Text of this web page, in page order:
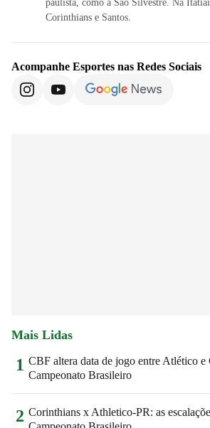
paulista, como a São Silvestre. Na
Corinthians e Santos.
Acompanhe Esportes nas Redes Sociais
Mais Lidas
1 CBF altera data de jogo entre Atlético e
Campeonato Brasileiro
2 Corinthians x Athletico-PR: as